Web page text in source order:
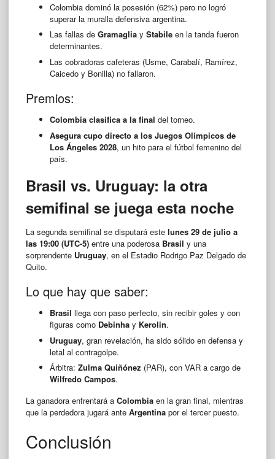
Colombia dominó la posesión (62%) pero no logró
superar la muralla defensiva argentina.
Las fallas de Gramaglia y Stabile en la tanda fueron
determinantes.
Las cobradoras cafeteras (Usme, Carabalí, Ramírez,
Caicedo y Bonilla) no fallaron.
Premios:
Colombia clasifica a la final del torneo.
Asegura cupo directo a los Juegos Olímpicos de
Los Ángeles 2028, un hito para el fútbol femenino del
país.
Brasil vs. Uruguay: la otra
semifinal se juega esta noche
La segunda semifinal se disputará este lunes 29 de julio a
las 19:00 (UTC-5) entre una poderosa Brasil y una
sorprendente Uruguay, en el Estadio Rodrigo Paz Delgado de
Quito.
Lo que hay que saber:
Brasil llega con paso perfecto, sin recibir goles y con
figuras como Debinha y Kerolin.
Uruguay, gran revelación, ha sido sólido en defensa y
letal al contragolpe.
Árbitra: Zulma Quiñónez (PAR), con VAR a cargo de
Wilfredo Campos.
La ganadora enfrentará a Colombia en la gran final, mientras
que la perdedora jugará ante Argentina por el tercer puesto.
Conclusión